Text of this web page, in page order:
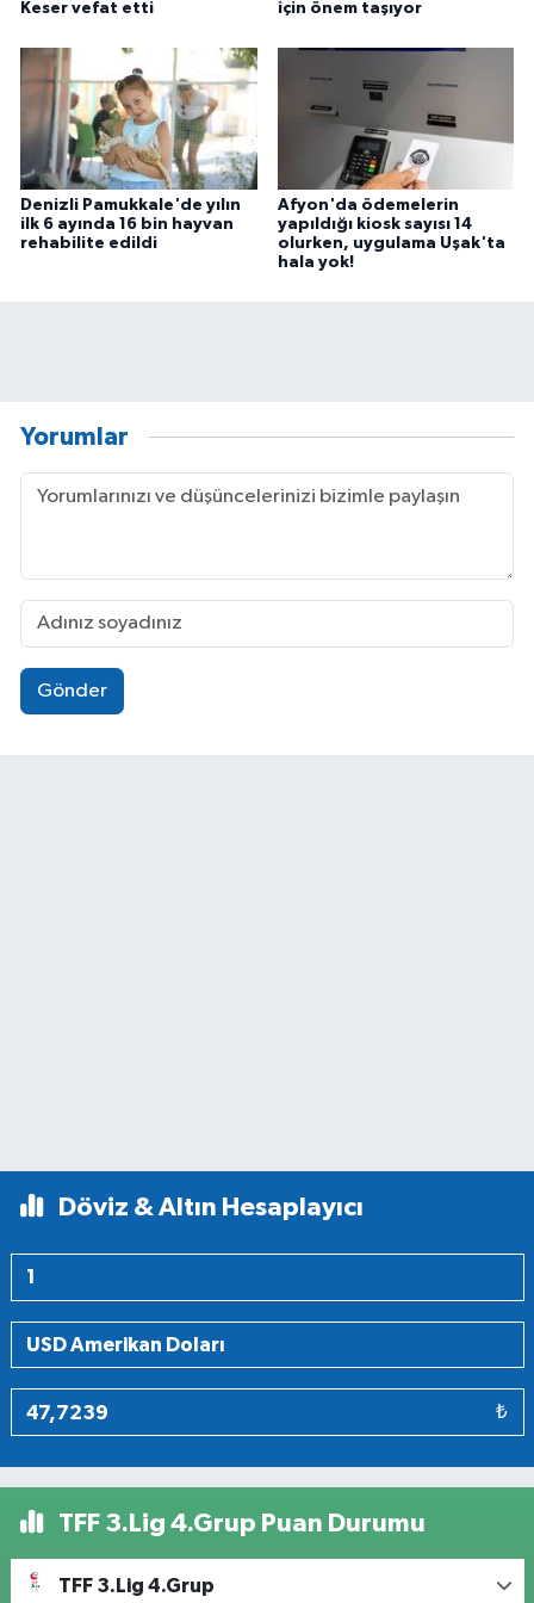
Keser vefat etti için önem taşıyor
Denizli Pamukkale'de yılın
ilk 6 ayında 16 bin hayvan
rehabilite edildi
Afyon'da ödemelerin
yapıldığı kiosk sayısı 14
olurken, uygulama Uşak'ta
hala yok!
Yorumlar
Gönder
Döviz & Altın Hesaplayıcı
₺
TFF 3.Lig 4.Grup Puan Durumu
TFF 3.Lig 4.Grup